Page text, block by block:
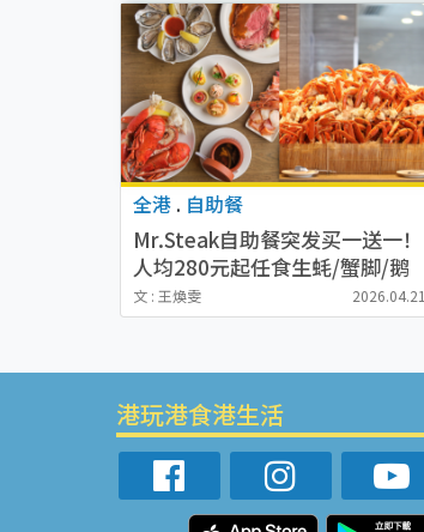
全港 . 自助餐
Mr.Steak自助餐突发买一送一！
人均280元起任食生蚝/蟹脚/鹅
肝/烧牛肉！限时优惠六人同行
一人免费！
文 : 王煥雯 2026.04.21
港玩港食港生活